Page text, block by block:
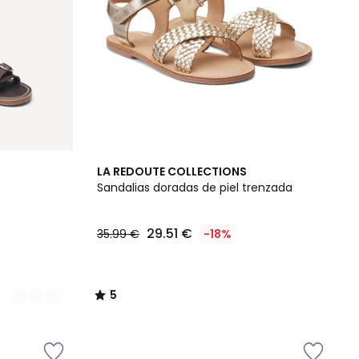
LA REDOUTE COLLECTIONS
Sandalias doradas de piel trenzada
35.99 € 29.51 € -18%
5
/
5
/